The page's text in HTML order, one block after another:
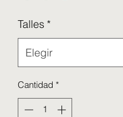
Talles *
Cantidad *